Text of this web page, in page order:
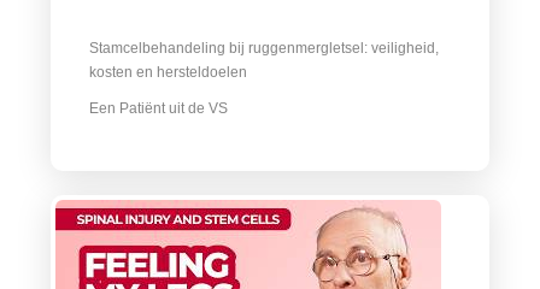
Stamcelbehandeling bij ruggenmergletsel: veiligheid,
kosten en hersteldoelen
Een Patiënt uit de VS